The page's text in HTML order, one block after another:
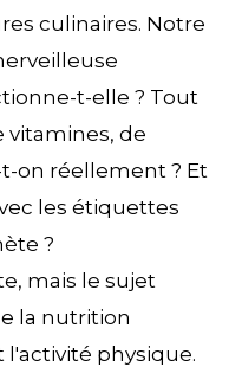
culinaires. Notre
t-elle ? Tout
vitamines, de
on réellement ? Et
les étiquettes
?
mais le sujet
la nutrition
physique.